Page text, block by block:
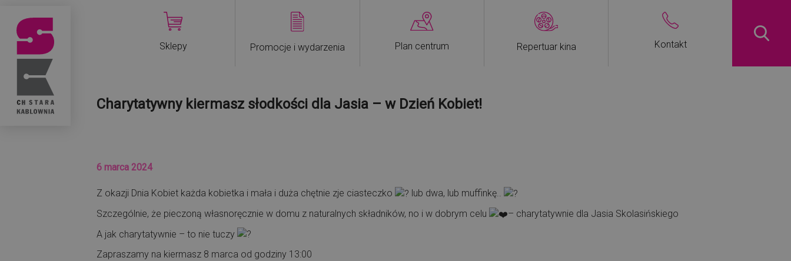
Sklepy Promocje i wydarzenia Plan centrum Repertuar kina Kontakt
Charytatywny kiermasz słodkości dla Jasia – w Dzień Kobiet!
6 marca 2024
Z okazji Dnia Kobiet każda kobietka i mała i duża chętnie zje ciasteczko
lub dwa, lub muffinkę..
Szczególnie, że pieczoną własnoręcznie w domu z naturalnych składników, no i w dobrym celu
– charytatywnie dla Jasia Skolasińskiego
A jak charytatywnie – to nie tuczy
Zapraszamy na kiermasz 8 marca od godziny 13:00